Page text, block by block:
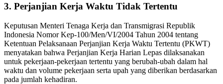
3. Perjanjian Kerja Waktu Tidak Tertentu
Keputusan Menteri Tenaga Kerja dan Transmigrasi Republik
Indonesia Nomor Kep-100/Men/VI/2004 Tahun 2004 tentang
Ketentuan Pelaksanaan Perjanjian Kerja Waktu Tertentu (PKWT)
menyatakan bahwa Perjanjian Kerja Harian Lepas dilaksanakan
untuk pekerjaan-pekerjaan tertentu yang berubah-ubah dalam hal
waktu dan volume pekerjaan serta upah yang diberikan berdasarkan
pada jumlah kehadiran.